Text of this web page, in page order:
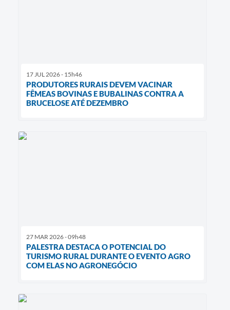
17 JUL 2026 - 15h46
PRODUTORES RURAIS DEVEM VACINAR
FÊMEAS BOVINAS E BUBALINAS CONTRA A
BRUCELOSE ATÉ DEZEMBRO
27 MAR 2026 - 09h48
PALESTRA DESTACA O POTENCIAL DO
TURISMO RURAL DURANTE O EVENTO AGRO
COM ELAS NO AGRONEGÓCIO